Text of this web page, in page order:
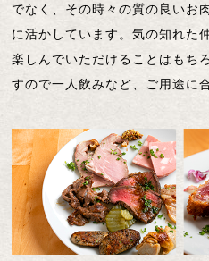
でなく、その時々の質の良いお
に活かしています。気の知れた
楽しんでいただけることはもち
すので一人飲みなど、ご用途に